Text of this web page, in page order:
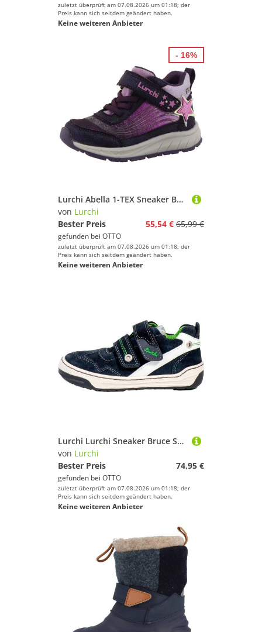
zuletzt überprüft am 07.08.2026 um 01:18; der
Preis kann sich seitdem geändert haben.
Keine weiteren Anbieter
Lurchi Abella 1-TEX Sneaker Boots, Klettschuh mit viel Glitzer, Größenschablone zum Download
von Lurchi
Bester Preis
55,54 € 65,99 €
gefunden bei OTTO
zuletzt überprüft am 07.08.2026 um 01:18; der
Preis kann sich seitdem geändert haben.
Keine weiteren Anbieter
- 16%
Lurchi Lurchi Sneaker Bruce Sneaker
von Lurchi
Bester Preis
74,95 €
gefunden bei OTTO
zuletzt überprüft am 07.08.2026 um 01:18; der
Preis kann sich seitdem geändert haben.
Keine weiteren Anbieter